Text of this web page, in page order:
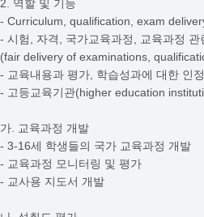
2. 역할 및 기능
- Curriculum, qualification, exam
- 시험, 자격, 국가교육과정, 교육과정 관
(fair delivery of examinations,
- 교육내용과 평가, 학습성과에 대한 인
- 고등교육기관(higher education
가. 교육과정 개발
- 3-16세 학생들의 국가 교육과정 개발
- 교육과정 모니터링 및 평가
- 교사용 지도서 개발